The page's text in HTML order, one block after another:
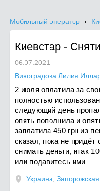
Мобильный оператор
Киевстар -
06.07.2021
Виноградова Лилия
2 июля оплатила за
полностью
следующий день
опять пополнила и
заплатила 450 грн из
сказал, пока не
снимать деньги, итак
или подавитесь ими
Украина Запорожская